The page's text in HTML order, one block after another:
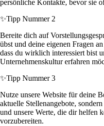
persönliche Kontakte, bevor sie
✨Tipp Nummer 2
Bereite dich auf
übst und deine eigenen Fragen
dass du wirklich interessiert bist
Unternehmenskultur erfahren
✨Tipp Nummer 3
Nutze unsere Website für deine
aktuelle Stellenangebote,
und unsere Werte, die dir helfen
vorzubereiten.